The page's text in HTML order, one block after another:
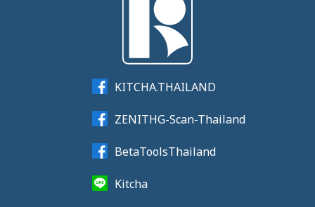
KITCHA.THAILAND
ZENITHG-Scan-Thailand
BetaToolsThailand
Kitcha